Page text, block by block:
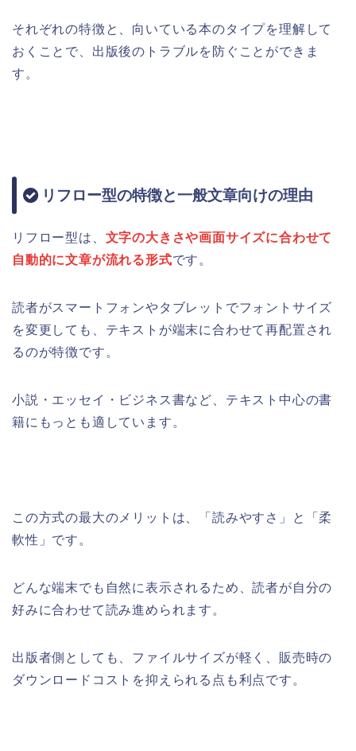
それぞれの特徴と、向いている本のタイプを理解して
おくことで、出版後のトラブルを防ぐことができま
す。
リフロー型の特徴と一般文章向けの理由
リフロー型は、 文字の大きさや画面サイズに合わせて
自動的に文章が流れる形式です。
読者がスマートフォンやタブレットでフォントサイズ
を変更しても、テキストが端末に合わせて再配置され
るのが特徴です。
小説・エッセイ・ビジネス書など、テキスト中心の書
籍にもっとも適しています。
この方式の最大のメリットは、「読みやすさ」と「柔
軟性」です。
どんな端末でも自然に表示されるため、読者が自分の
好みに合わせて読み進められます。
出版者側としても、ファイルサイズが軽く、販売時の
ダウンロードコストを抑えられる点も利点です。